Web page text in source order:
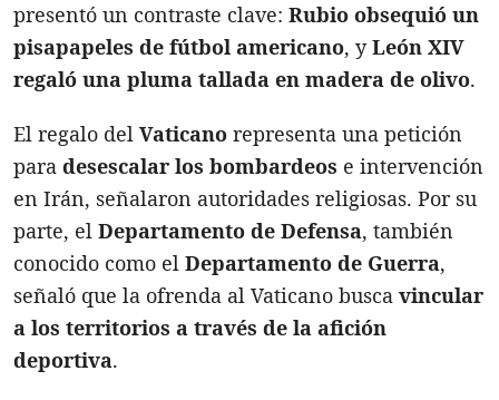
presentó un contraste clave: Rubio obsequió un
pisapapeles de fútbol americano, yLeón XIV
regaló una pluma tallada en madera de olivo.
El regalo del Vaticano representa una petición
para desescalar los bombardeos e intervención
en Irán, señalaron autoridades religiosas. Por su
parte, el Departamento de Defensa, también
conocido como el Departamento de Guerra,
señaló que la ofrenda al Vaticano busca vincular
a los territorios a través de la afición
deportiva.